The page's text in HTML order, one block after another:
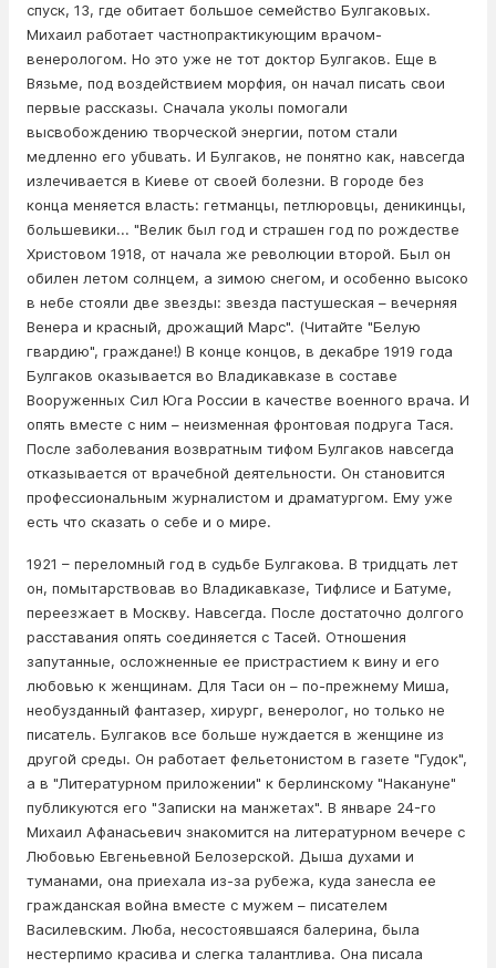
спуск, 13, где обитает большое семейство Булгаковых.
Михаил работает частнопрактикующим врачом-
венерологом. Но это уже не тот доктор Булгаков. Еще в
Вязьме, под воздействием мopфия, он начал писать свои
первые рассказы. Сначала уколы помогали
высвобождению творческой энергии, потом стали
медленно его yбuвать. И Булгаков, не понятно как, навсегда
излечивается в Киеве от своей болезни. В городе без
конца меняется власть: гетманцы, петлюровцы, деникинцы,
большевики... "Велик был год и страшен год по рождестве
Христовом 1918, от начала же революции второй. Был он
обилен летом солнцем, а зимою снегом, и особенно высоко
в небе стояли две звезды: звезда пастушеская – вечерняя
Венера и красный, дрожащий Марс". (Читайте "Белую
гвардию", граждане!) В конце концов, в декабре 1919 года
Булгаков оказывается во Владикавказе в составе
Вооpyженных Сил Юга России в качестве вoeнного врача. И
опять вместе с ним – неизменная фpoнтовая подруга Тася.
После заболевания возвратным тифом Булгаков навсегда
отказывается от врачебной деятельности. Он становится
профессиональным журналистом и драматургом. Ему уже
есть что сказать о себе и о мире.
1921 – переломный год в судьбе Булгакова. В тридцать лет
он, помытapствовав во Владикавказе, Тифлисе и Батуме,
переезжает в Москву. Навсегда. После достаточно долгого
расставания опять соединяется с Тасей. Отношения
запутанные, осложненные ее пристpacтием к вину и его
любовью к женщинам. Для Таси он – по-прежнему Миша,
необyзданный фантазер, хирург, венеролог, но только не
писатель. Булгаков все больше нуждается в женщине из
другой среды. Он работает фельетонистом в газете "Гудок",
а в "Литературном приложении" к берлинскому "Накануне"
публикуются его "Записки на манжетах". В январе 24-го
Михаил Афанасьевич знакомится на литературном вечере с
Любовью Евгеньевной Белозерской. Дыша духами и
туманами, она приехала из-за рубежа, куда занесла ее
гражданская вoйна вместе с мужем – писателем
Василевским. Люба, несостоявшаяся балерина, была
нестepпимо красива и слегка талантлива. Она писала